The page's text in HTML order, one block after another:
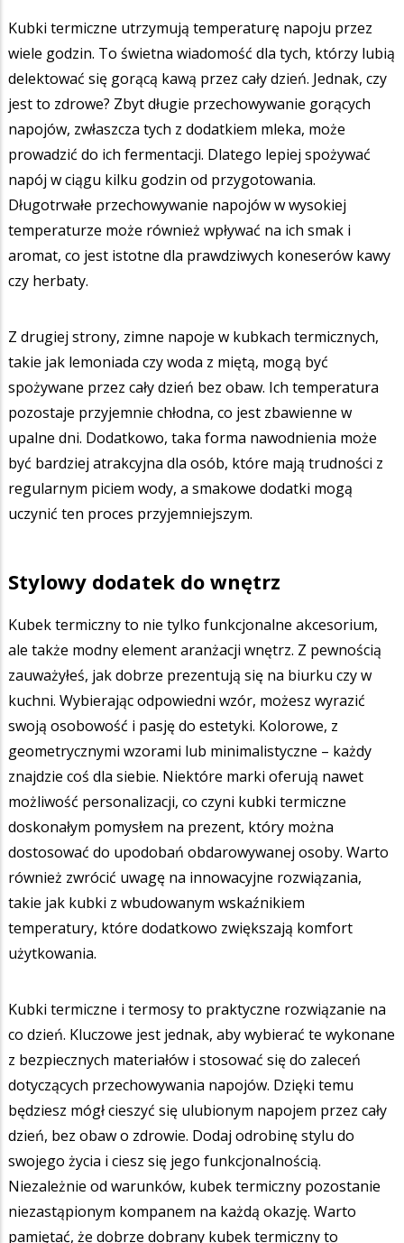
Kubki termiczne utrzymują temperaturę napoju przez
wiele godzin. To świetna wiadomość dla tych, którzy lubią
delektować się gorącą kawą przez cały dzień. Jednak, czy
jest to zdrowe? Zbyt długie przechowywanie gorących
napojów, zwłaszcza tych z dodatkiem mleka, może
prowadzić do ich fermentacji. Dlatego lepiej spożywać
napój w ciągu kilku godzin od przygotowania.
Długotrwałe przechowywanie napojów w wysokiej
temperaturze może również wpływać na ich smak i
aromat, co jest istotne dla prawdziwych koneserów kawy
czy herbaty.
Z drugiej strony, zimne napoje w kubkach termicznych,
takie jak lemoniada czy woda z miętą, mogą być
spożywane przez cały dzień bez obaw. Ich temperatura
pozostaje przyjemnie chłodna, co jest zbawienne w
upalne dni. Dodatkowo, taka forma nawodnienia może
być bardziej atrakcyjna dla osób, które mają trudności z
regularnym piciem wody, a smakowe dodatki mogą
uczynić ten proces przyjemniejszym.
Stylowy dodatek do wnętrz
Kubek termiczny to nie tylko funkcjonalne akcesorium,
ale także modny element aranżacji wnętrz. Z pewnością
zauważyłeś, jak dobrze prezentują się na biurku czy w
kuchni. Wybierając odpowiedni wzór, możesz wyrazić
swoją osobowość i pasję do estetyki. Kolorowe, z
geometrycznymi wzorami lub minimalistyczne – każdy
znajdzie coś dla siebie. Niektóre marki oferują nawet
możliwość personalizacji, co czyni kubki termiczne
doskonałym pomysłem na prezent, który można
dostosować do upodobań obdarowywanej osoby. Warto
również zwrócić uwagę na innowacyjne rozwiązania,
takie jak kubki z wbudowanym wskaźnikiem
temperatury, które dodatkowo zwiększają komfort
użytkowania.
Kubki termiczne i termosy to praktyczne rozwiązanie na
co dzień. Kluczowe jest jednak, aby wybierać te wykonane
z bezpiecznych materiałów i stosować się do zaleceń
dotyczących przechowywania napojów. Dzięki temu
będziesz mógł cieszyć się ulubionym napojem przez cały
dzień, bez obaw o zdrowie. Dodaj odrobinę stylu do
swojego życia i ciesz się jego funkcjonalnością.
Niezależnie od warunków, kubek termiczny pozostanie
niezastąpionym kompanem na każdą okazję. Warto
pamiętać, że dobrze dobrany kubek termiczny to